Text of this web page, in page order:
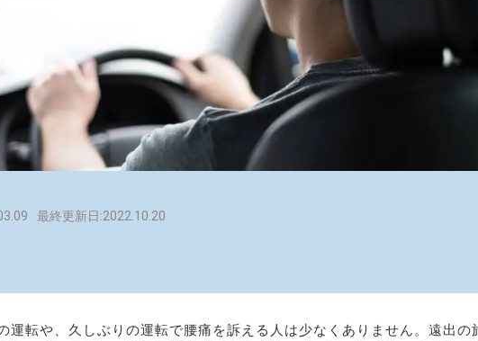
最終更新日:2022.10.20
運転や、久しぶりの運転で腰痛を訴える人は少なくありません。遠出の